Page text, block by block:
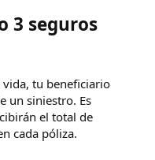
3 seguros
vida, tu beneficiario
un siniestro. Es
el total de
cada póliza.